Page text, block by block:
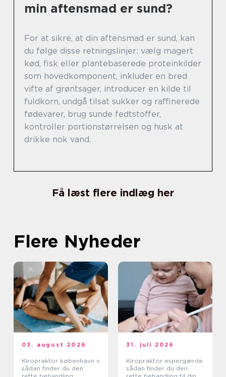
min aftensmad er sund?
For at sikre, at din aftensmad er sund, kan
du følge disse retningslinjer: vælg magert
kød, fisk eller plantebaserede proteinkilder
som hovedkomponent, inkluder en bred
vifte af grøntsager, introducer en kilde til
fuldkorn, undgå tilsat sukker og raffinerede
fødevarer, brug sunde fedtstoffer,
kontroller portionstørrelsen og husk at
drikke nok vand.
Få læst flere indlæg her
Flere Nyheder
03. august 2026
Kiropraktor københavn v
sådan finder du den
31. juli 2026
Kiropraktor espergærde
sådan finder du den